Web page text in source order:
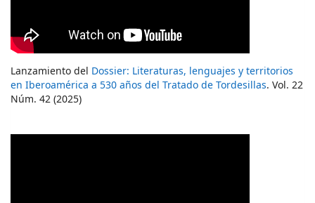
Lanzamiento del Dossier: Literaturas, lenguajes y territorios
en Iberoamérica a 530 años del Tratado de Tordesillas. Vol. 22
Núm. 42 (2025)